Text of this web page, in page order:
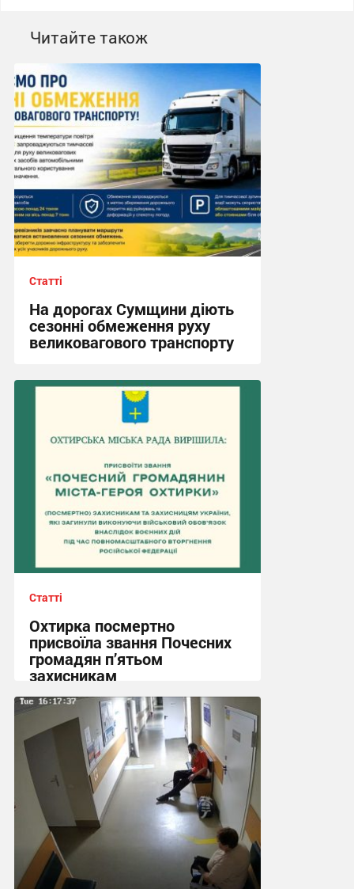
Читайте також
Статті
На дорогах Сумщини діють
сезонні обмеження руху
великовагового транспорту
Статті
Охтирка посмертно
присвоїла звання Почесних
громадян п’ятьом
захисникам
11:29, 31.07.2026